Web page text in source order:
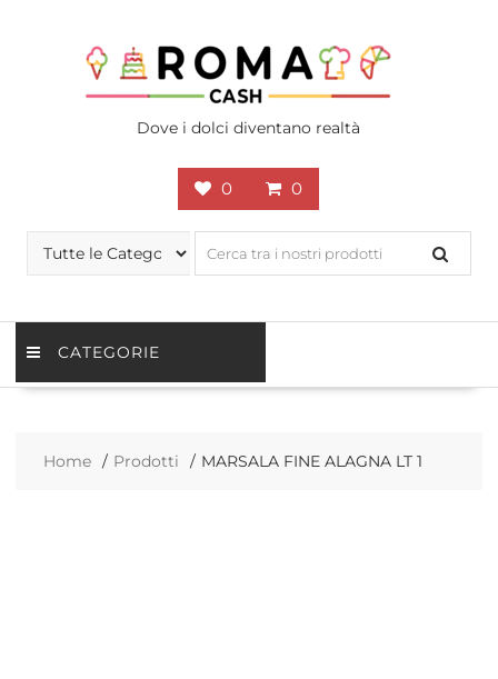
Dove i dolci diventano realtà
0 0
CATEGORIE
Home Prodotti MARSALA FINE ALAGNA LT 1